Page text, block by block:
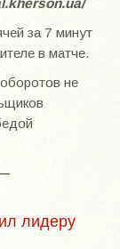
за 7 минут
в матче.
не
лидеру